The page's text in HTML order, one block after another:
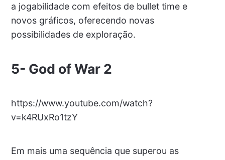
a jogabilidade com efeitos de bullet time e
novos gráficos, oferecendo novas
possibilidades de exploração.
5- God of War 2
https://www.youtube.com/watch?
v=k4RUxRo1tzY
Em mais uma sequência que superou as